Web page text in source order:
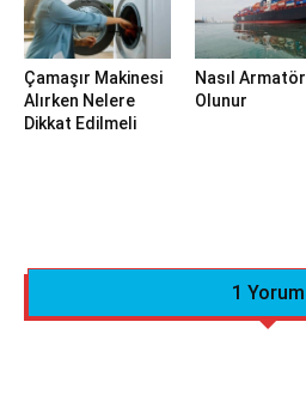
Çamaşır Makinesi
Alırken Nelere
Dikkat Edilmeli
Nasıl Armatör
Olunur
1 Yorum